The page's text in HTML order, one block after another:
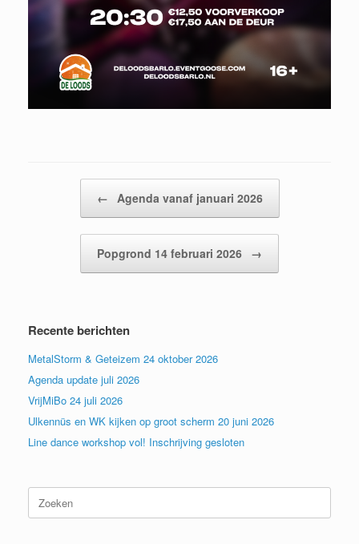
← Agenda vanaf januari 2026
Popgrond 14 februari 2026 →
Recente berichten
MetalStorm & Geteizem 24 oktober 2026
Agenda update juli 2026
VrijMiBo 24 juli 2026
Ulkennüs en WK kijken op groot scherm 20 juni 2026
Line dance workshop vol! Inschrijving gesloten
Zoeken
naar: